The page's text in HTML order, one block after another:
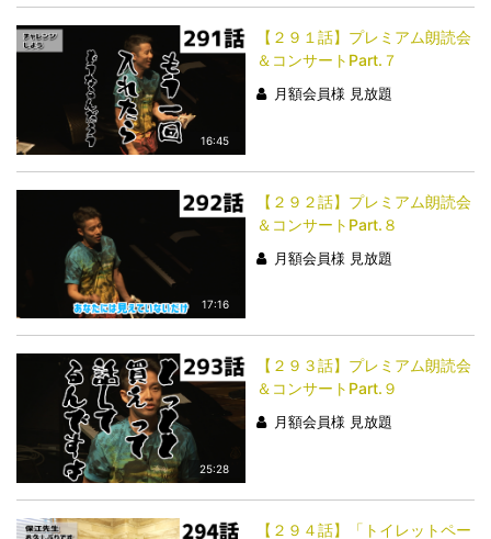
16:45
【２９１話】プレミアム朗読会
＆コンサートPart.７
月額会員様 見放題
17:16
【２９２話】プレミアム朗読会
＆コンサートPart.８
月額会員様 見放題
25:28
【２９３話】プレミアム朗読会
＆コンサートPart.９
月額会員様 見放題
【２９４話】「トイレットペー